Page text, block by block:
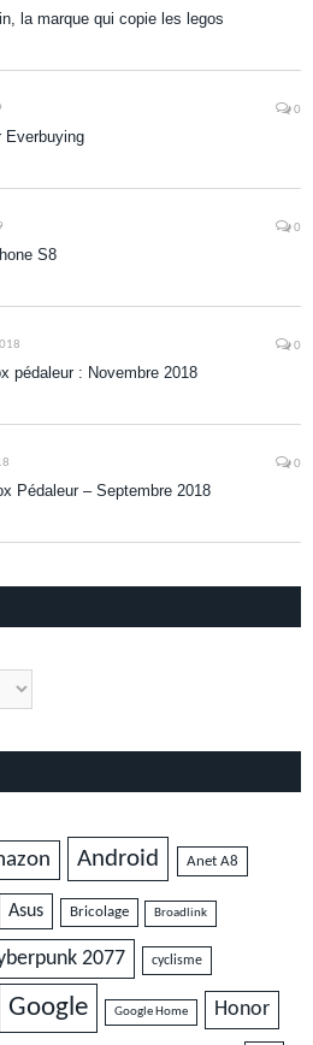
la marque qui copie les legos
0
Everbuying
0
S8
0
pédaleur : Novembre 2018
0
Pédaleur – Septembre 2018
Android Anet A8
Asus Bricolage Broadlink
2077 cyclisme
Google Google Home Honor